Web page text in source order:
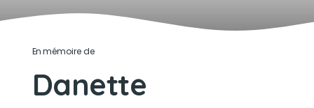
En mémoire de
Danette